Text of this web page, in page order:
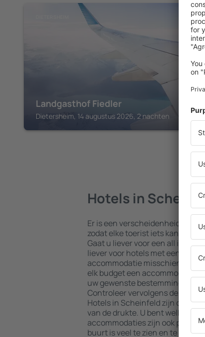
Landgasthof Fiedler
Dietersheim, 14 augustus 2026, 2 nachten
Hotels in
Er is een verscheidenheid aan
zodat elke toerist iets kan
Gaat u liever voor een all
liever voor hotels met een
accommodatie misschien iets
elk budget een accommodatie
uw gewenste bestemming en
Controleer vervolgens de
Hotels in Scheinfeld zijn
van de drukte. U bent welkom
accommodaties zijn ook
buurt is veel te zien en te doen.